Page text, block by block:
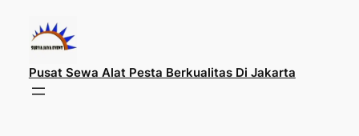
konten
Pusat Sewa Alat Pesta Berkualitas Di Jakarta